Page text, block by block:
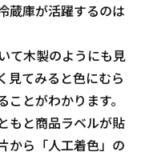
蔵庫が活躍するのは
て木製のようにも見
見てみると色にむら
とがわかります。
もと商品ラベルが貼
から「人工着色」の